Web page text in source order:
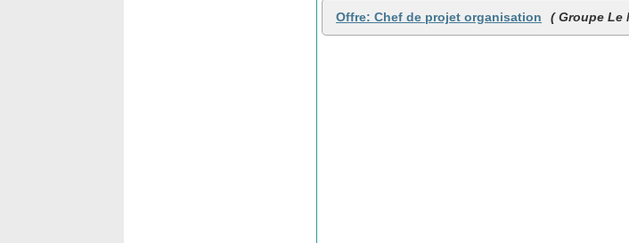
Offre: Chef de projet organisation ( Groupe Le